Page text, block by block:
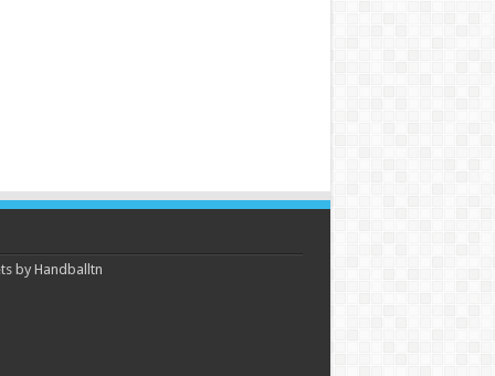
by Handballtn